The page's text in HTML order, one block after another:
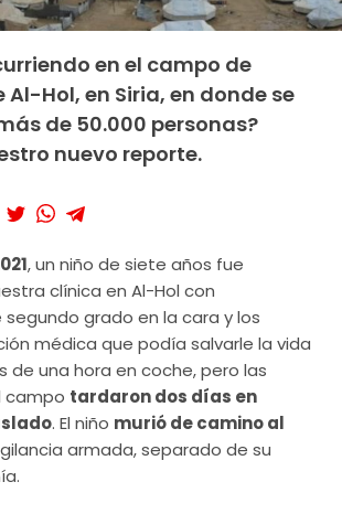
en el campo de
Hol, en Siria, en donde se
de 50.000 personas?
nuevo reporte.
, un niño de siete años fue
clínica en Al-Hol con
grado en la cara y los
médica que podía salvarle la vida
de una hora en coche, pero las
campo tardaron dos días en
. El niño murió de camino al
armada, separado de su